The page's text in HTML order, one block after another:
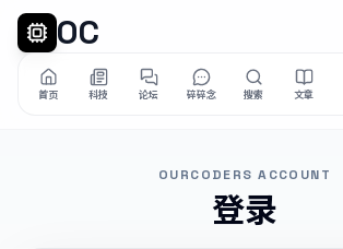
OC
首页 科技 论坛 碎碎念 搜索 文章
OURCODERS ACCOUNT
登录